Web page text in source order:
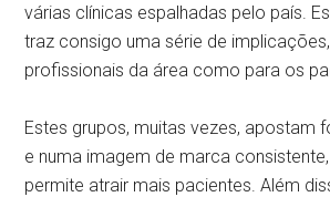
várias clínicas espalhadas pelo país.
traz consigo uma série de
profissionais da área como para os
Estes grupos, muitas vezes, apostam
e numa imagem de marca
permite atrair mais pacientes. Além